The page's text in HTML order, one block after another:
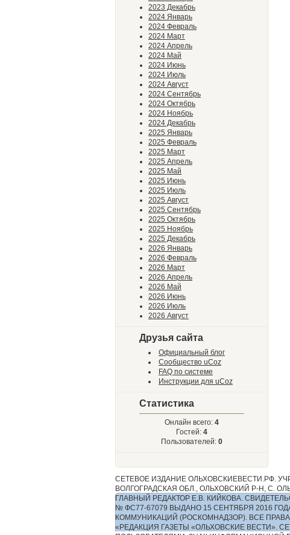
2023 Декабрь
2024 Январь
2024 Февраль
2024 Март
2024 Апрель
2024 Май
2024 Июнь
2024 Июль
2024 Август
2024 Сентябрь
2024 Октябрь
2024 Ноябрь
2024 Декабрь
2025 Январь
2025 Февраль
2025 Март
2025 Апрель
2025 Май
2025 Июнь
2025 Июль
2025 Август
2025 Сентябрь
2025 Октябрь
2025 Ноябрь
2025 Декабрь
2026 Январь
2026 Февраль
2026 Март
2026 Апрель
2026 Май
2026 Июнь
2026 Июль
2026 Август
Друзья сайта
Официальный блог
Сообщество uCoz
FAQ по системе
Инструкции для uCoz
Статистика
Онлайн всего: 4
Гостей: 4
Пользователей: 0
СЕТЕВОЕ ИЗДАНИЕ ОЛЬХОВСКИЕВЕСТИ.РФ.
ВОЛГОГРАДСКАЯ ОБЛ., ОЛЬХОВСКИЙ Р-Н, С.
ГЛАВНЫЙ РЕДАКТОР Е.В. КИЙКОВА.
№ ФС77-67079 ВЫДАНО 15 СЕНТЯБРЯ 2016
КОММУНИКАЦИЙ (РОСКОМНАДЗОР). ВСЕ
«РЕДАКЦИЯ ГАЗЕТЫ «ОЛЬХОВСКИЕ ВЕСТИ».